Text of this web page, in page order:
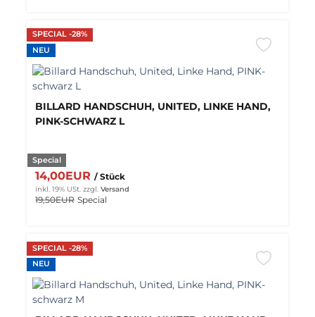
SPECIAL -28%
NEU
BILLARD HANDSCHUH, UNITED, LINKE HAND,
PINK-SCHWARZ L
Special
14,00EUR / Stück
inkl. 19% USt. zzgl. Versand
19,50EUR Special
SPECIAL -28%
NEU